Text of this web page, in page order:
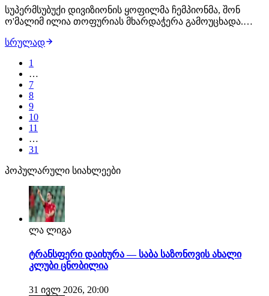
სუპერმსუბუქი დივიზიონის ყოფილმა ჩემპიონმა, შონ
ო'მალიმ ილია თოფურიას მხარდაჭერა გამოუცხადა.
პრობლემების გამო, ქართველმა ჩემპიონმა 2026 წლის
არყოფნაში დროებით ჩემპიონობას ჯასტინ გეიჯი და პედი
პი…
სრულად
1
…
7
8
9
10
11
…
31
პოპულარული სიახლეები
ლა ლიგა
ტრანსფერი დაიხურა — საბა საზონოვის ახალი
კლუბი ცნობილია
31 ივლ 2026, 20:00